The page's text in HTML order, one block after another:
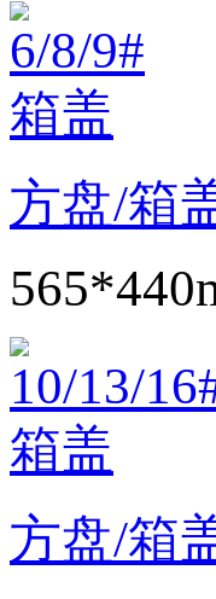
方盘/箱
方盘/箱